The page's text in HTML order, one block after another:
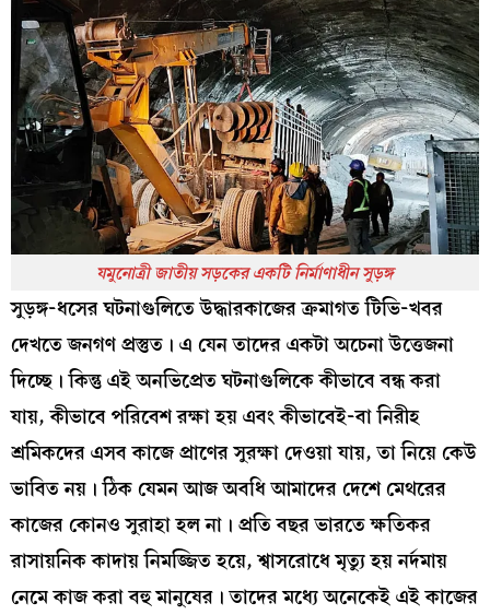
যমুনোত্রী জাতীয় সড়কের একটি নির্মাণাধীন সুড়ঙ্গ
সুড়ঙ্গ-ধসের ঘটনাগুলিতে উদ্ধারকাজের ক্রমাগত টিভি-খবর
দেখতে জনগণ প্রস্তুত। এ যেন তাদের একটা অচেনা উত্তেজনা
দিচ্ছে। কিন্তু এই অনভিপ্রেত ঘটনাগুলিকে কীভাবে বন্ধ করা
যায়, কীভাবে পরিবেশ রক্ষা হয় এবং কীভাবেই-বা নিরীহ
শ্রমিকদের এসব কাজে প্রাণের সুরক্ষা দেওয়া যায়, তা নিয়ে কেউ
ভাবিত নয়। ঠিক যেমন আজ অবধি আমাদের দেশে মেথরের
কাজের কোনও সুরাহা হল না। প্রতি বছর ভারতে ক্ষতিকর
রাসায়নিক কাদায় নিমজ্জিত হয়ে, শ্বাসরোধে মৃত্যু হয় নর্দমায়
নেমে কাজ করা বহু মানুষের। তাদের মধ্যে অনেকেই এই কাজের